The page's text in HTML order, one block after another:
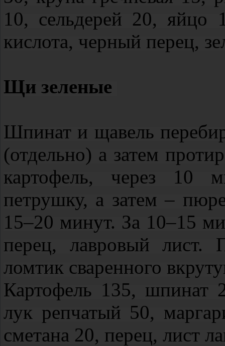
10, сельдерей 20, яйцо
кислота, черный перец,
Щи зеленые
Шпинат и щавель
(отдельно) а затем
картофель, через 10
петрушку, а затем –
15–20 минут. За 10–15
перец, лавровый лист.
ломтик сваренного
Картофель 135, шпинат
лук репчатый 50,
сметана 20, перец, лист